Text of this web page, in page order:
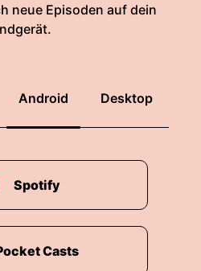
neue Episoden auf dein
Android Desktop
Spotify
Casts